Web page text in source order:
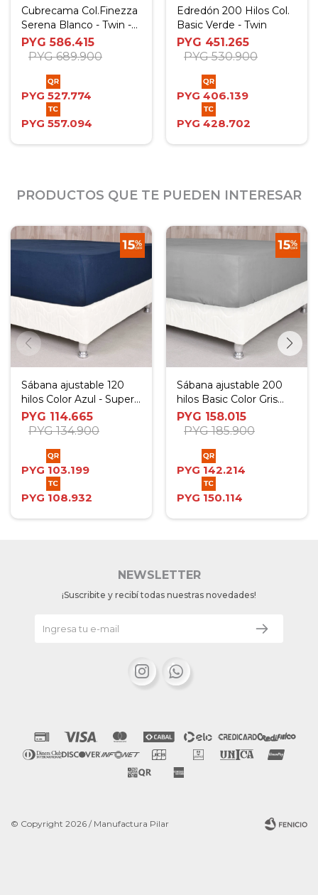
Cubrecama Col.Finezza
Serena Blanco - Twin -
Twin Plus
PYG 586.415
PYG 689.900
PYG 527.774
PYG 557.094
Edredón 200 Hilos Col.
Basic Verde - Twin
PYG 451.265
PYG 530.900
PYG 406.139
PYG 428.702
PRODUCTOS QUE TE PUEDEN INTERESAR
Sábana ajustable 120
hilos Color Azul - Super
King
PYG 114.665
PYG 134.900
PYG 103.199
PYG 108.932
Sábana ajustable 200
hilos Basic Color Gris
(Altura del Colchón: 30
cm) - Twin
PYG 158.015
PYG 185.900
PYG 142.214
PYG 150.114
NEWSLETTER
¡Suscribite y recibí todas nuestras novedades!
 
© Copyright 2026 / Manufactura Pilar